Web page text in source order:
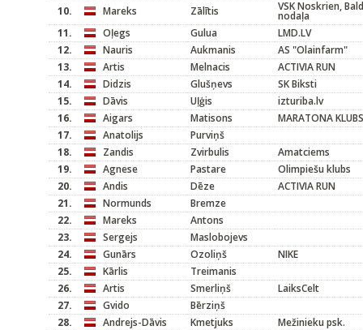
10.
Mareks Zālītis VSK Noskrien,
nodaļa
11.
Oļegs Gulua
LMD.LV
12.
Nauris Aukmanis
AS "Olainfarm"
13.
Artis Melnacis
ACTIVIA RUN
14.
Didzis Glušņevs
SK Biksti
15.
Dāvis Uļģis
izturiba.lv
16.
Aigars Matisons
MARATONA KLUBS
17.
Anatolijs
Purviņš
18.
Zandis Zvirbulis
Amatciems
19.
Agnese Pastare
Olimpiešu klubs
20.
Andis Dēze
ACTIVIA RUN
21.
Normunds
Bremze
22.
Mareks
Antons
23.
Sergejs
Maslobojevs
24.
Gunārs Ozoliņš
NIKE
25.
Kārlis
Treimanis
26.
Artis Smerliņš
LaiksCelt
27.
Gvido
Bērziņš
28.
Andrejs-Dāvis Kmetjuks
Mežinieku psk.